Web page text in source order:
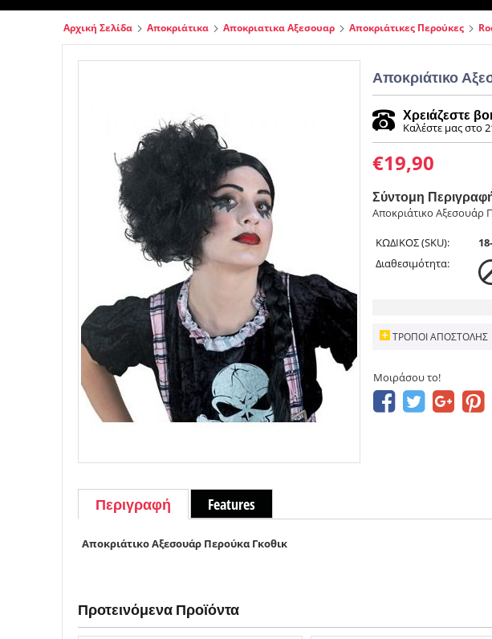
Αρχική Σελίδα Αποκριάτικα Αποκριατικα Αξεσουαρ Αποκριάτικες Περούκες
Αποκριάτικο
Χρειάζεστε
Καλέστε μας στο
€19,90
Σύντομη
Αποκριάτικο Αξεσουάρ
ΚΩΔΙΚΟΣ (SKU):
Διαθεσιμότητα:
ΤΡΌΠΟΙ ΑΠΟΣΤΟΛΉΣ
Μοιράσου το!
Περιγραφή Features
Αποκριάτικο Αξεσουάρ Περούκα Γκοθικ
Προτεινόμενα Προϊόντα